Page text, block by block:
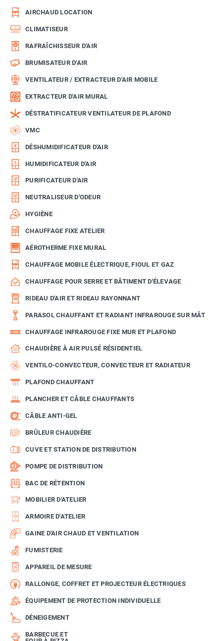
AIRCHAUD LOCATION
CLIMATISEUR
RAFRAÎCHISSEUR D'AIR
BRUMISATEUR D'AIR
VENTILATEUR / EXTRACTEUR D'AIR MOBILE
EXTRACTEUR D'AIR MURAL
DÉSTRATIFICATEUR VENTILATEUR DE PLAFOND
VMC
DÉSHUMIDIFICATEUR D'AIR
HUMIDIFICATEUR D'AIR
PURIFICATEUR D'AIR
NEUTRALISEUR D'ODEUR
HYGIÈNE
CHAUFFAGE FIXE ATELIER
AÉROTHERME FIXE MURAL
CHAUFFAGE MOBILE ÉLECTRIQUE, FIOUL ET GAZ
CHAUFFAGE POUR SERRE ET BÂTIMENT D'ÉLEVAGE
RIDEAU D'AIR ET RIDEAU RAYONNANT
PARASOL CHAUFFANT ET RADIANT INFRAROUGE SUR MÂT
CHAUFFAGE INFRAROUGE FIXE MUR ET PLAFOND
CHAUDIÈRE À AIR PULSÉ RÉSIDENTIEL
VENTILO-CONVECTEUR, CONVECTEUR ET RADIATEUR
PLAFOND CHAUFFANT
PLANCHER ET CÂBLE CHAUFFANTS
CÂBLE ANTI-GEL
BRÛLEUR CHAUDIÈRE
CUVE ET STATION DE DISTRIBUTION
POMPE DE DISTRIBUTION
BAC DE RÉTENTION
MOBILIER D'ATELIER
ARMOIRE D'ATELIER
GAINE D'AIR CHAUD ET VENTILATION
FUMISTERIE
APPAREIL DE MESURE
RALLONGE, COFFRET ET PROJECTEUR ÉLECTRIQUES
ÉQUIPEMENT DE PROTECTION INDIVIDUELLE
DÉNEIGEMENT
BARBECUE ET